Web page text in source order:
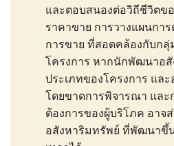
และตอบสนองต่อวิถีชีวิตข
ราคาขาย การวางแผนกา
การขาย ที่สอดคล้องกับกลุ่
โครงการ หากนักพัฒนาอสั
ประเภทของโครงการ แ
โดยขาดการพิจารณา และ
ต้องการของผู้บริโภค อาจ
อสังหาริมทรัพย์ ที่พัฒนาขึ้